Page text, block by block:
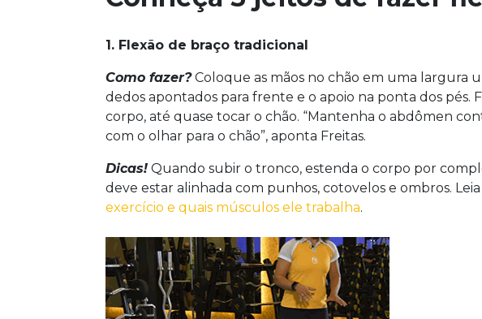
1. Flexão de braço tradicional
Como fazer?Coloque as mãos no chão em uma largura
dedos apontados para frente e o apoio na ponta dos pés.
corpo, até quase tocar o chão. “Mantenha o abdômen
com o olhar para o chão”, aponta Freitas.
Dicas!Quando subir o tronco, estenda o corpo por
deve estar alinhada com punhos, cotovelos e ombros. Leia
exercício e quais músculos ele trabalha.